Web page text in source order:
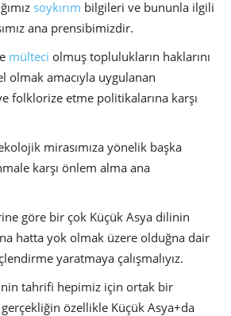
soykırım bilgileri ve bununla ilgili
ana prensibimizdir.
mülteci olmuş toplulukların haklarını
olmak amacıyla uygulanan
folklorize etme politikalarına karşı
mirasımıza yönelik başka
karşı önlem alma ana
göre bir çok Küçük Asya dilinin
hatta yok olmak üzere olduğna dair
yaratmaya çalışmalıyız.
tahrifi hepimiz için ortak bir
gerçekliğin özellikle Küçük Asya+da